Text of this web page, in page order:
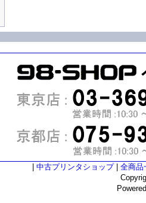
中古プリンタショップ| 全商品